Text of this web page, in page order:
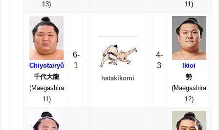
13)
11)
Chiyotairyû
千代大龍
(Maegashira
11)
6-
1
hatakikomi
4-
3
Ikioi
勢
(Maegashira
12)